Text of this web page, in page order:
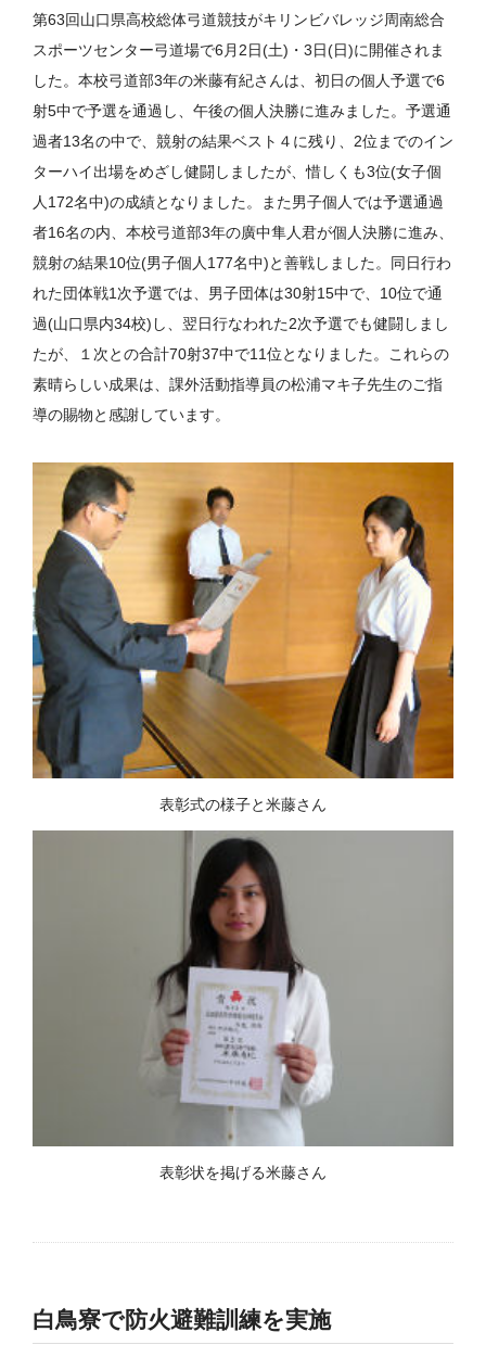
第63回山口県高校総体弓道競技がキリンビバレッジ周南総合
スポーツセンター弓道場で6月2日(土)・3日(日)に開催されま
した。本校弓道部3年の米藤有紀さんは、初日の個人予選で6
射5中で予選を通過し、午後の個人決勝に進みました。予選通
過者13名の中で、競射の結果ベスト４に残り、2位までのイン
ターハイ出場をめざし健闘しましたが、惜しくも3位(女子個
人172名中)の成績となりました。また男子個人では予選通過
者16名の内、本校弓道部3年の廣中隼人君が個人決勝に進み、
競射の結果10位(男子個人177名中)と善戦しました。同日行わ
れた団体戦1次予選では、男子団体は30射15中で、10位で通
過(山口県内34校)し、翌日行なわれた2次予選でも健闘しまし
たが、１次との合計70射37中で11位となりました。これらの
素晴らしい成果は、課外活動指導員の松浦マキ子先生のご指
導の賜物と感謝しています。
表彰式の様子と米藤さん
表彰状を掲げる米藤さん
白鳥寮で防火避難訓練を実施